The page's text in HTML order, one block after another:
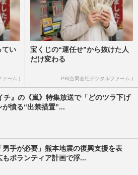
てい
ァーム )
宝くじの“運任せ”から抜けた人
だけ変わる
PR(合同会社デジタルファーム )
チ』の《嵐》特集放送で「どのツラ下げ
憤る“出禁措置”...
男手が必要」熊本地震の復興支援を表
もボランティア計画で浮...